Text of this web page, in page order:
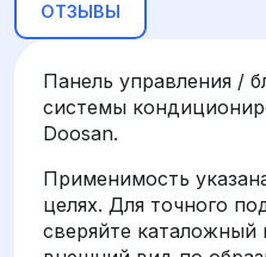
ОТЗЫВЫ
Панель управления /
системы
Doosan.
Применимость
целях. Для точного
сверяйте каталожный